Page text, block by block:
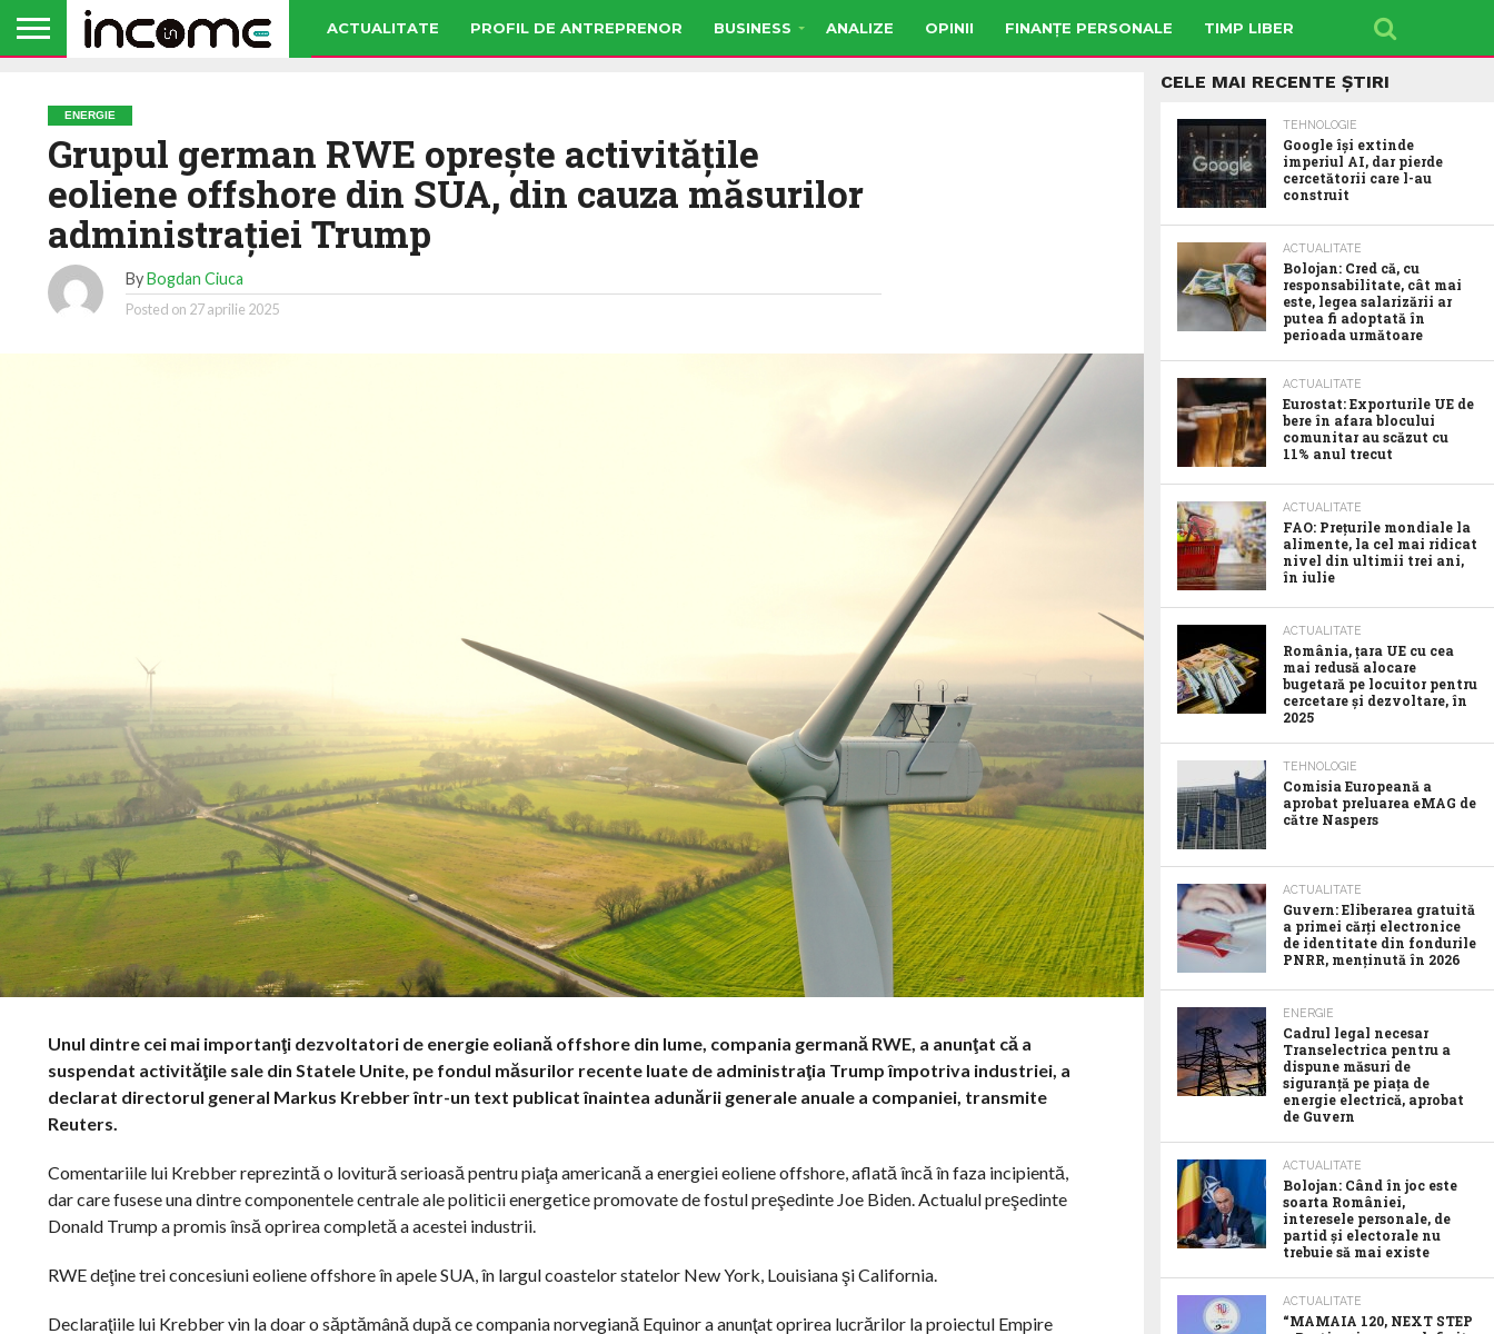
ACTUALITATE PROFIL DE ANTREPRENOR BUSINESS ANALIZE OPINII FINANȚE PERSONALE TIMP LIBER
ENERGIE
Grupul german RWE opreşte activităţile
eoliene offshore din SUA, din cauza măsurilor
administraţiei Trump
ByBogdan Ciuca
Posted on 27 aprilie 2025
Unul dintre cei mai importanţi dezvoltatori de energie eoliană offshore din lume, compania germană RWE, a anunţat că a
suspendat activităţile sale din Statele Unite, pe fondul măsurilor recente luate de administraţia Trump împotriva industriei, a
declarat directorul general Markus Krebber într-un text publicat înaintea adunării generale anuale a companiei, transmite
Reuters.
Comentariile lui Krebber reprezintă o lovitură serioasă pentru piaţa americană a energiei eoliene offshore, aflată încă în faza incipientă,
dar care fusese una dintre componentele centrale ale politicii energetice promovate de fostul preşedinte Joe Biden. Actualul preşedinte
Donald Trump a promis însă oprirea completă a acestei industrii.
RWE deţine trei concesiuni eoliene offshore în apele SUA, în largul coastelor statelor New York, Louisiana şi California.
Declaraţiile lui Krebber vin la doar o săptămână după ce compania norvegiană Equinor a anunţat oprirea lucrărilor la proiectul Empire
CELE MAI RECENTE ȘTIRI
TEHNOLOGIE
Google îşi extinde
imperiul AI, dar pierde
cercetătorii care l-au
construit
ACTUALITATE
Bolojan: Cred că, cu
responsabilitate, cât mai
este, legea salarizării ar
putea fi adoptată în
perioada următoare
ACTUALITATE
Eurostat: Exporturile UE de
bere în afara blocului
comunitar au scăzut cu
11% anul trecut
ACTUALITATE
FAO: Prețurile mondiale la
alimente, la cel mai ridicat
nivel din ultimii trei ani,
în iulie
ACTUALITATE
România, țara UE cu cea
mai redusă alocare
bugetară pe locuitor pentru
cercetare și dezvoltare, în
2025
TEHNOLOGIE
Comisia Europeană a
aprobat preluarea eMAG de
către Naspers
ACTUALITATE
Guvern: Eliberarea gratuită
a primei cărți electronice
de identitate din fondurile
PNRR, menținută în 2026
ENERGIE
Cadrul legal necesar
Transelectrica pentru a
dispune măsuri de
siguranță pe piața de
energie electrică, aprobat
de Guvern
ACTUALITATE
Bolojan: Când în joc este
soarta României,
interesele personale, de
partid și electorale nu
trebuie să mai existe
ACTUALITATE
“MAMAIA 120, NEXT STEP